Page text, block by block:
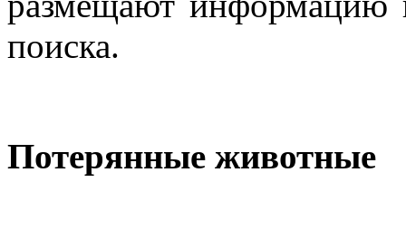
поиска.
Потерянные животные